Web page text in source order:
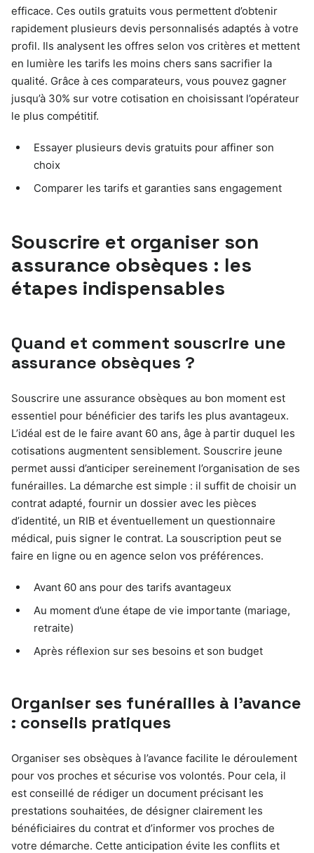
efficace. Ces outils gratuits vous permettent d’obtenir
rapidement plusieurs devis personnalisés adaptés à votre
profil. Ils analysent les offres selon vos critères et mettent
en lumière les tarifs les moins chers sans sacrifier la
qualité. Grâce à ces comparateurs, vous pouvez gagner
jusqu’à 30% sur votre cotisation en choisissant l’opérateur
le plus compétitif.
Essayer plusieurs devis gratuits pour affiner son
choix
Comparer les tarifs et garanties sans engagement
Souscrire et organiser son
assurance obsèques : les
étapes indispensables
Quand et comment souscrire une
assurance obsèques ?
Souscrire une assurance obsèques au bon moment est
essentiel pour bénéficier des tarifs les plus avantageux.
L’idéal est de le faire avant 60 ans, âge à partir duquel les
cotisations augmentent sensiblement. Souscrire jeune
permet aussi d’anticiper sereinement l’organisation de ses
funérailles. La démarche est simple : il suffit de choisir un
contrat adapté, fournir un dossier avec les pièces
d’identité, un RIB et éventuellement un questionnaire
médical, puis signer le contrat. La souscription peut se
faire en ligne ou en agence selon vos préférences.
Avant 60 ans pour des tarifs avantageux
Au moment d’une étape de vie importante (mariage,
retraite)
Après réflexion sur ses besoins et son budget
Organiser ses funérailles à l’avance
: conseils pratiques
Organiser ses obsèques à l’avance facilite le déroulement
pour vos proches et sécurise vos volontés. Pour cela, il
est conseillé de rédiger un document précisant les
prestations souhaitées, de désigner clairement les
bénéficiaires du contrat et d’informer vos proches de
votre démarche. Cette anticipation évite les conflits et